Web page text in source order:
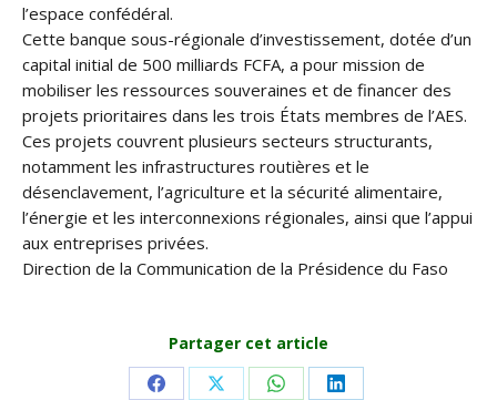
l’espace confédéral.
Cette banque sous-régionale d’investissement, dotée d’un
capital initial de 500 milliards FCFA, a pour mission de
mobiliser les ressources souveraines et de financer des
projets prioritaires dans les trois États membres de l’AES.
Ces projets couvrent plusieurs secteurs structurants,
notamment les infrastructures routières et le
désenclavement, l’agriculture et la sécurité alimentaire,
l’énergie et les interconnexions régionales, ainsi que l’appui
aux entreprises privées.
Direction de la Communication de la Présidence du Faso
Partager cet article